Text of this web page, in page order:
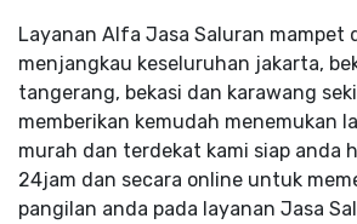
Layanan Alfa Jasa Saluran mampet
menjangkau keseluruhan jakarta,
tangerang, bekasi dan karawang
memberikan kemudah menemukan
murah dan terdekat kami siap anda
24jam dan secara online untuk
pangilan anda pada layanan Jasa